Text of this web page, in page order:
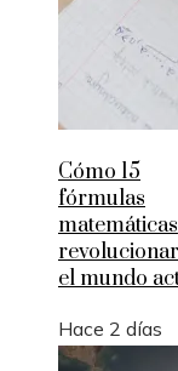
Cómo 15
fórmulas
matemáticas
el mundo
Hace 2 días